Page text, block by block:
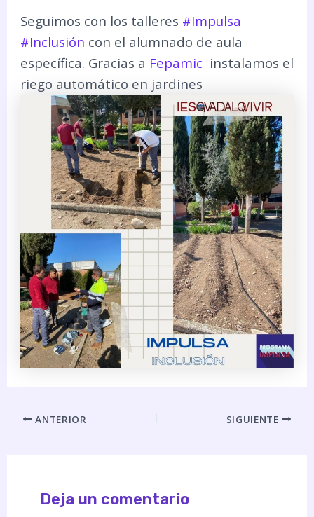
Seguimos con los talleres #Impulsa
#Inclusión con el alumnado de aula
específica. Gracias a Fepamic instalamos el
riego automático en jardines
ANTERIOR SIGUIENTE
Deja un comentario